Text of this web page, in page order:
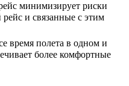
минимизирует риски
и связанные с этим
время полета в одном и
более комфортные